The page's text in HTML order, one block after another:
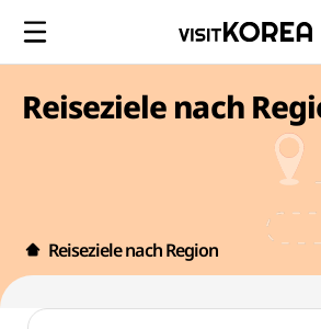
Reiseziele nach
Reiseziele nach Region